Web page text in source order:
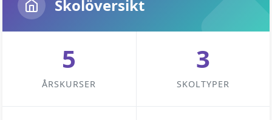
Skolöversikt
5
ÅRSKURSER
3
SKOLTYPER